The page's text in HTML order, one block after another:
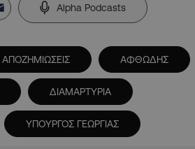
Alpha Podcasts
ΑΠΟΖΗΜΙΩΣΕΙΣ ΑΦΘΩΔΗΣ
ΔΙΑΜΑΡΤΥΡΙΑ
ΥΠΟΥΡΓΟΣ ΓΕΩΡΓΙΑΣ